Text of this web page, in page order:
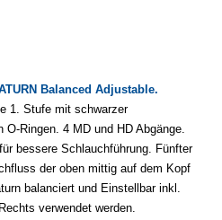
Balanced Adjustable.
1. Stufe mit schwarzer
Ringen. 4 MD und HD Abgänge.
bessere Schlauchführung. Fünfter
der oben mittig auf dem Kopf
balanciert und Einstellbar inkl.
verwendet werden.